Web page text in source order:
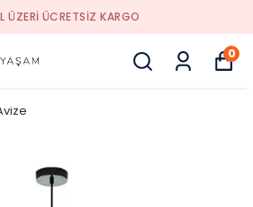
1000 TL ÜZERI ÜCRETSIZ KARGO
0